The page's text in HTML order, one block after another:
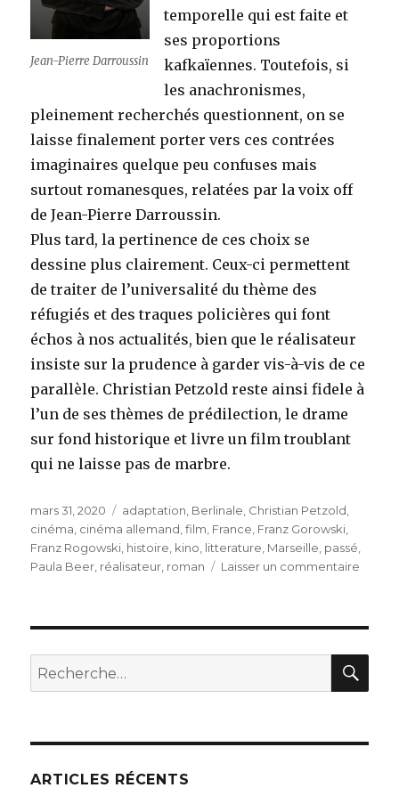
Jean-Pierre Darroussin
temporelle qui est faite et
ses proportions
kafkaïennes. Toutefois, si
les anachronismes,
pleinement recherchés questionnent, on se
laisse finalement porter vers ces contrées
imaginaires quelque peu confuses mais
surtout romanesques, relatées par la voix off
de Jean-Pierre Darroussin.
Plus tard, la pertinence de ces choix se
dessine plus clairement. Ceux-ci permettent
de traiter de l’universalité du thème des
réfugiés et des traques policières qui font
échos à nos actualités, bien que le réalisateur
insiste sur la prudence à garder vis-à-vis de ce
parallèle. Christian Petzold reste ainsi fidele à
l’un de ses thèmes de prédilection, le drame
sur fond historique et livre un film troublant
qui ne laisse pas de marbre.
Publié
le
mars 31, 2020 Étiquettes
adaptation Berlinale Christian Petzold
cinéma cinéma allemand ,film France Franz Gorowski
Franz Rogowski histoire kino litterature Marseille passé
Paula Beer réalisateur roman Laisser un commentaire
Recherche
pour
ARTICLES RÉCENTS